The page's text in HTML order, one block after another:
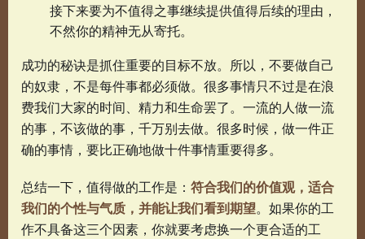
接下来要为不值得之事继续提供值得后续的理由，
不然你的精神无从寄托。
成功的秘诀是抓住重要的目标不放。所以，不要做自己
的奴隶，不是每件事都必须做。很多事情只不过是在浪
费我们大家的时间、精力和生命罢了。一流的人做一流
的事，不该做的事，千万别去做。很多时候，做一件正
确的事情，要比正确地做十件事情重要得多。
总结一下，值得做的工作是： 符合我们的价值观，适合
我们的个性与气质，并能让我们看到期望。如果你的工
作不具备这三个因素，你就要考虑换一个更合适的工